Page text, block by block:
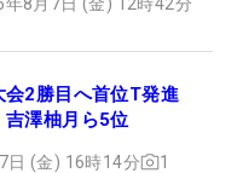
会2勝目へ首位T発進
吉澤柚月ら5位
日 (金) 16時14分 1